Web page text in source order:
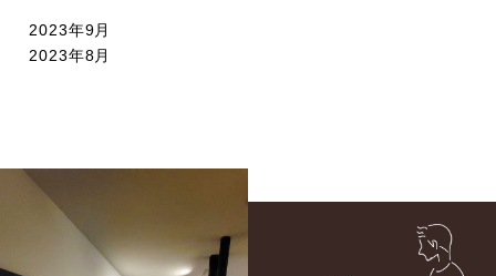
2023年9月
2023年8月